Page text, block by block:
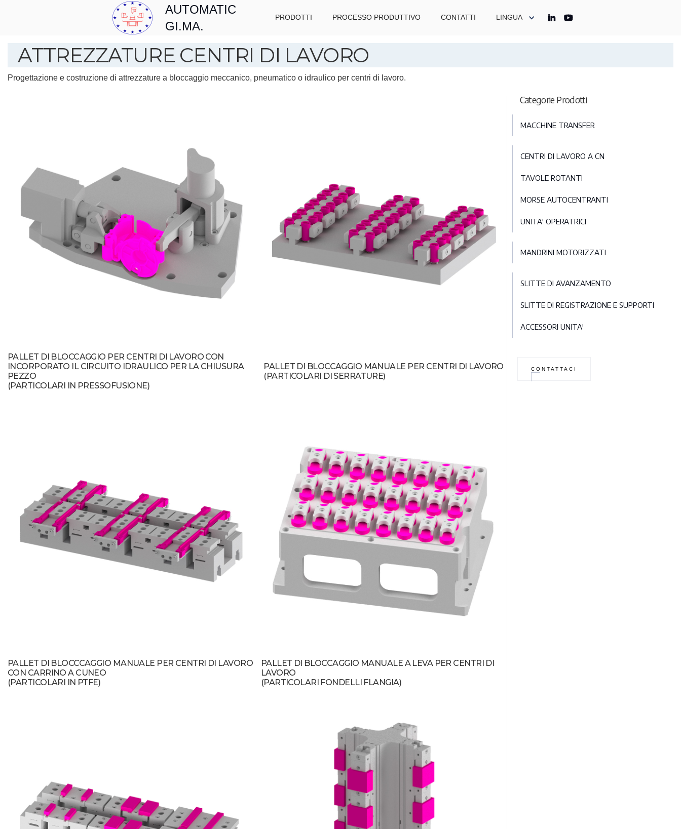
AUTOMATIC
GI.MA.
PRODOTTI PROCESSO PRODUTTIVO CONTATTI LINGUA
ATTREZZATURE CENTRI DI LAVORO
Progettazione e costruzione di attrezzature a bloccaggio meccanico, pneumatico o idraulico per centri di lavoro.
PALLET DI BLOCCAGGIO PER CENTRI DI LAVORO CON
INCORPORATO IL CIRCUITO IDRAULICO PER LA CHIUSURA
PEZZO
(PARTICOLARI IN PRESSOFUSIONE)
PALLET DI BLOCCAGGIO MANUALE PER CENTRI DI LAVORO
(PARTICOLARI DI SERRATURE)
PALLET DI BLOCCCAGGIO MANUALE PER CENTRI DI LAVORO
CON CARRINO A CUNEO
(PARTICOLARI IN PTFE)
PALLET DI BLOCCAGGIO MANUALE A LEVA PER CENTRI DI
LAVORO
(PARTICOLARI FONDELLI FLANGIA)
Categorie Prodotti
MACCHINE TRANSFER
CENTRI DI LAVORO A CN
TAVOLE ROTANTI
MORSE AUTOCENTRANTI
UNITA' OPERATRICI
MANDRINI MOTORIZZATI
SLITTE DI AVANZAMENTO
SLITTE DI REGISTRAZIONE E SUPPORTI
ACCESSORI UNITA'
CONTATTACI